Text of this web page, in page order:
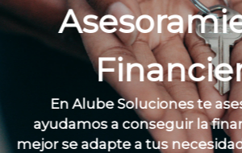
En Alube Soluciones te
ayudamos a conseguir la
mejor se adapte a tus